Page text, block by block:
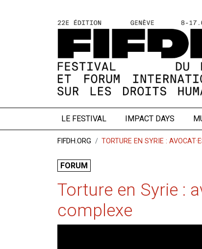
LE FESTIVAL IMPACT DAYS
FIFDH.ORG TORTURE EN SYRIE :
FORUM
Torture en Syrie :
complexe